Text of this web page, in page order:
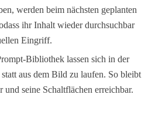
werden beim nächsten geplanten
ihr Inhalt wieder durchsuchbar
Eingriff.
Bibliothek lassen sich in der
aus dem Bild zu laufen. So bleibt
und seine Schaltflächen erreichbar.